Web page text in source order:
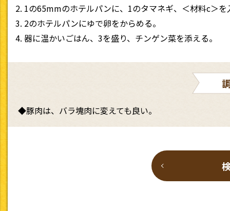
1の65mmのホテルパンに、1のタマネギ、＜材料c＞
2のホテルパンにゆで卵をからめる。
器に温かいごはん、3を盛り、チンゲン菜を添える。
◆豚肉は、バラ塊肉に変えても良い。